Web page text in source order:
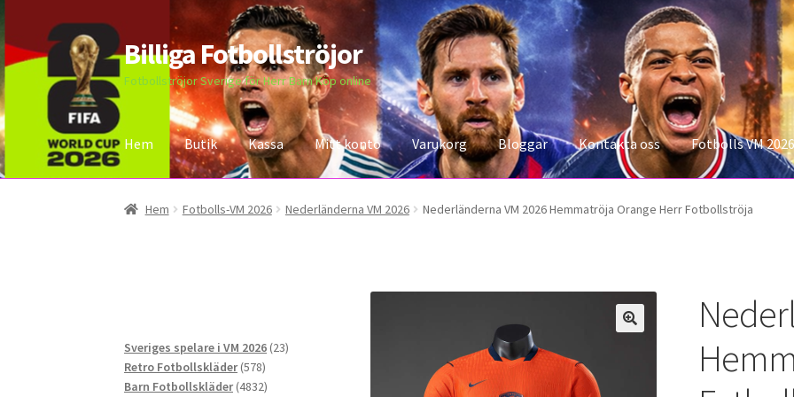
Hoppa
till
navigering
Hoppa
till
innehåll
Billiga Fotbollströjor
Fotbollströjor Sverige för Herr Barn Köp online
Hem Butik Kassa Mitt konto Varukorg Bloggar Kontakta oss Fotbolls VM 2026
Hem Bloggar Butik Kassa Kontakta oss Mitt konto Storleksguiden Varukorg
Hem Fotbolls-VM 2026 Nederländerna VM 2026 Nederländerna VM 2026 Hemmatröja Orange Herr Fotbollströja
Sveriges spelare i VM 2026 2323
Retro Fotbollskläder 578578
produkter
Barn Fotbollskläder 48324832